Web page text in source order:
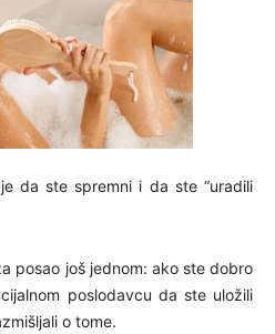
da ste spremni i da ste “uradili
posao još jednom: ako ste dobro
poslodavcu da ste uložili
o tome.